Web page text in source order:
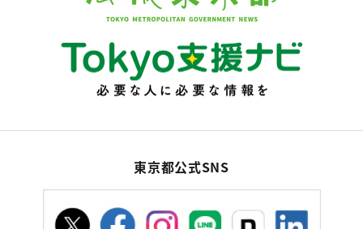
東京都公式SNS